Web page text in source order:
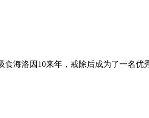
海洛因10来年，戒除后成为了一名